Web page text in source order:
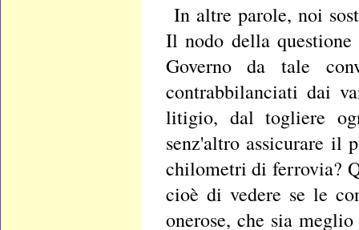
In altre parole, noi
Il nodo della
Governo da tale
contrabbilanciati dai
litigio, dal togliere
senz'altro assicurare il
chilometri di ferrovia?
cioè di vedere se le
onerose, che sia